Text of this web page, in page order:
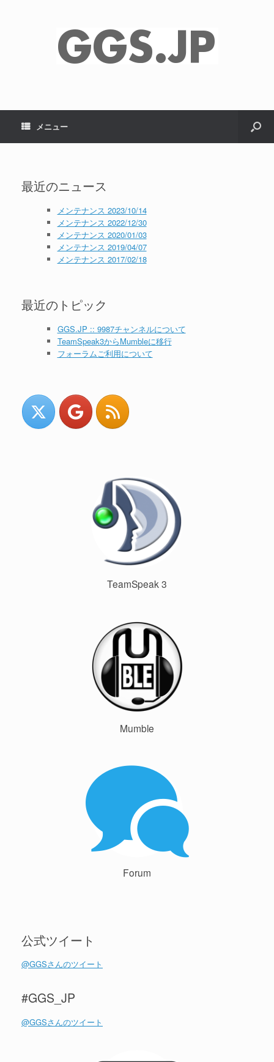
メニュー
最近のニュース
メンテナンス 2023/10/14
メンテナンス 2022/12/30
メンテナンス 2020/01/03
メンテナンス 2019/04/07
メンテナンス 2017/02/18
最近のトピック
GGS.JP :: 9987チャンネルについて
TeamSpeak3からMumbleに移行
フォーラムご利用について
TeamSpeak 3
Mumble
Forum
公式ツイート
@GGSさんのツイート
#GGS_JP
@GGSさんのツイート